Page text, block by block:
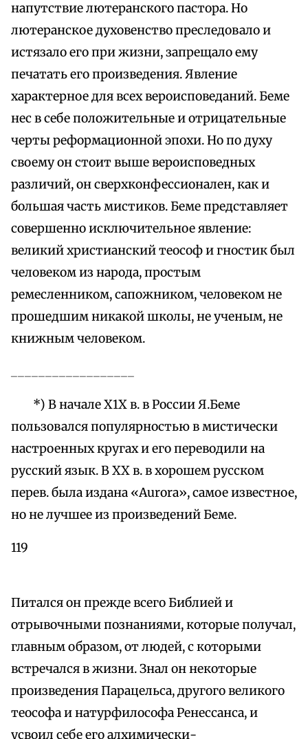
напутствие лютеранского пастора. Но
лютеранское духовенство преследовало и
истязало его при жизни, запрещало ему
печатать его произведения. Явление
характерное для всех вероисповеданий. Беме
нес в себе положительные и отрицательные
черты реформационной эпохи. Но по духу
своему он стоит выше вероисповедных
различий, он сверхконфессионален, как и
большая часть мистиков. Беме представляет
совершенно исключительное явление:
великий христианский теософ и гностик был
человеком из народа, простым
ремесленником, сапожником, человеком не
прошедшим никакой школы, не ученым, не
книжным человеком.
*) В начале Х1Х в. в России Я.Беме
пользовался популярностью в мистически
настроенных кругах и его переводили на
русский язык. В XX в. в хорошем русском
перев. была издана «Aurora», самое известное,
но не лучшее из произведений Беме.
119
Питался он прежде всего Библией и
отрывочными познаниями, которые получал,
главным образом, от людей, с которыми
встречался в жизни. Знал он некоторые
произведения Парацельса, другого великого
теософа и натурфилософа Ренессанса, и
усвоил себе его алхимически-